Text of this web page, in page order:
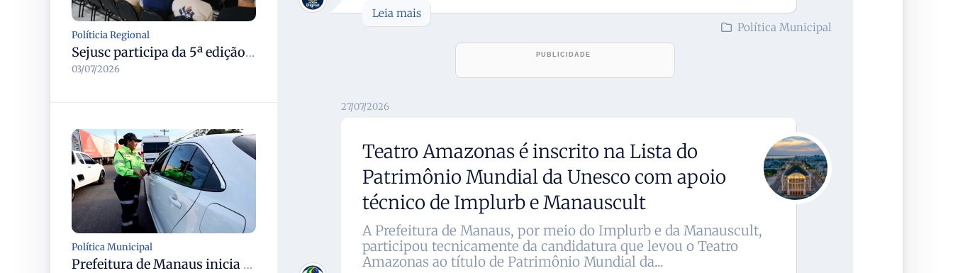
Políticia Regional
Sejusc participa da 5ª edição do Caminhos Literários com foco na cultura hip-hop nas unidades socioeducativas
03/07/2026
Política Municipal
Prefeitura de Manaus inicia operação Mobilidade Segura para reduzir sinistros com vítimas na cidade
Leia mais
Política Municipal
27/07/2026
Teatro Amazonas é inscrito na Lista do
Patrimônio Mundial da Unesco com apoio
técnico de Implurb e Manauscult
A Prefeitura de Manaus, por meio do Implurb e da Manauscult,
participou tecnicamente da candidatura que levou o Teatro
Amazonas ao título de Patrimônio Mundial da...